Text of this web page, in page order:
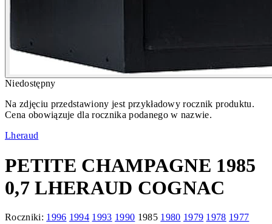
Niedostępny
Na zdjęciu przedstawiony jest przykładowy rocznik produktu.
Cena obowiązuje dla rocznika podanego w nazwie.
Lheraud
PETITE CHAMPAGNE 1985
0,7 LHERAUD COGNAC
Roczniki: 1996 1994 1993 1990 1985 1980 1979 1978 1977